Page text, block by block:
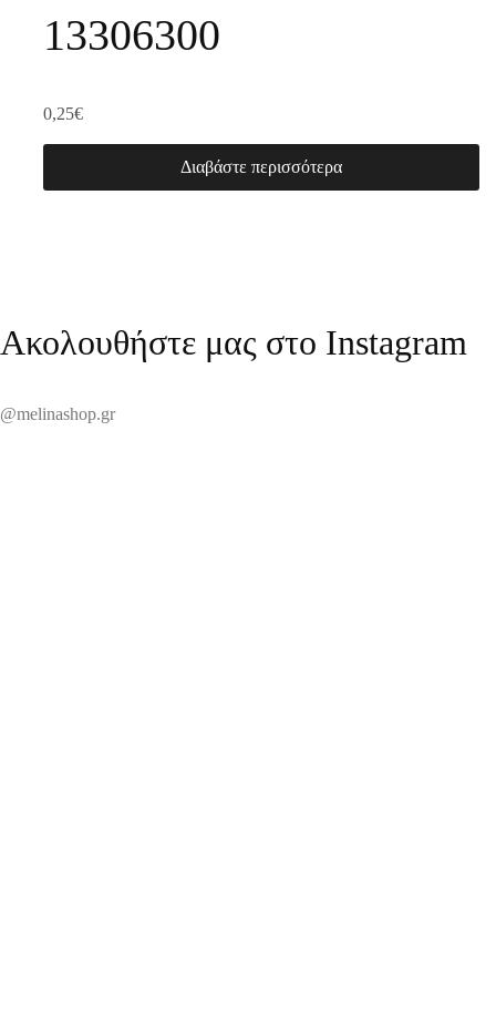
13306300
0,25€
Διαβάστε περισσότερα
Ακολουθήστε μας στο Instagram
@melinashop.gr